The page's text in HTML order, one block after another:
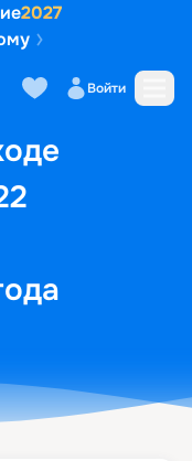
2027
Войти
Маршрут и